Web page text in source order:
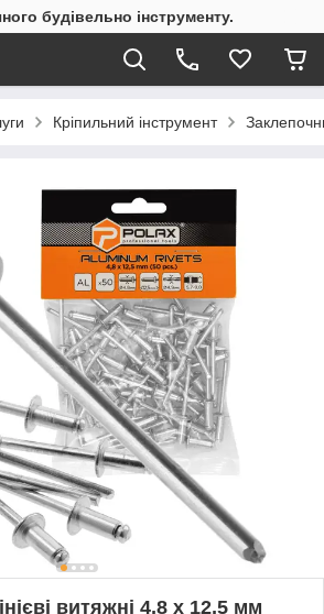
будівельно інструменту.
Кріпильний інструмент
витяжні 4,8 х 12,5 мм